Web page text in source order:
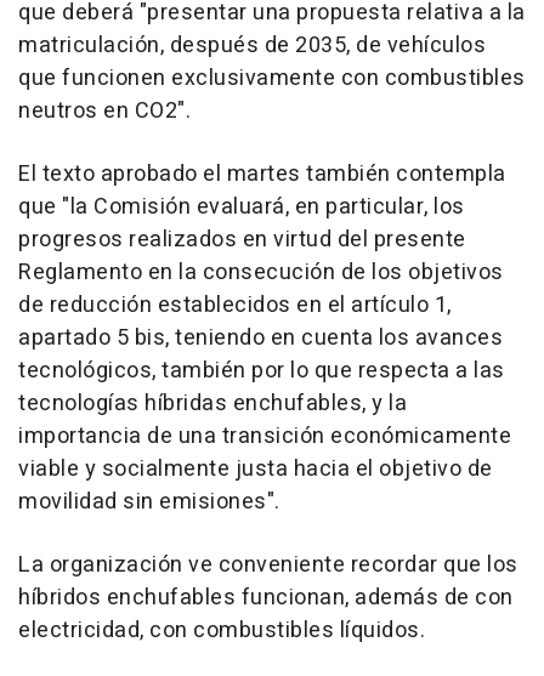
que deberá "presentar una propuesta relativa a la
matriculación, después de 2035, de vehículos
que funcionen exclusivamente con combustibles
neutros en CO2".
El texto aprobado el martes también contempla
que "la Comisión evaluará, en particular, los
progresos realizados en virtud del presente
Reglamento en la consecución de los objetivos
de reducción establecidos en el artículo 1,
apartado 5 bis, teniendo en cuenta los avances
tecnológicos, también por lo que respecta a las
tecnologías híbridas enchufables, y la
importancia de una transición económicamente
viable y socialmente justa hacia el objetivo de
movilidad sin emisiones".
La organización ve conveniente recordar que los
híbridos enchufables funcionan, además de con
electricidad, con combustibles líquidos.